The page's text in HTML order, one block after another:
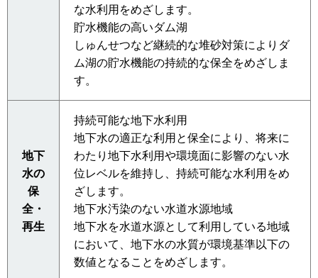
な水利用をめざします。
貯水機能の高いダム湖
しゅんせつなど継続的な堆砂対策によりダ
ム湖の貯水機能の持続的な保全をめざしま
す。
地下
水の
保
全・
再生
持続可能な地下水利用
地下水の適正な利用と保全により、将来に
わたり地下水利用や環境面に影響のない水
位レベルを維持し、持続可能な水利用をめ
ざします。
地下水汚染のない水道水源地域
地下水を水道水源として利用している地域
において、地下水の水質が環境基準以下の
数値となることをめざします。